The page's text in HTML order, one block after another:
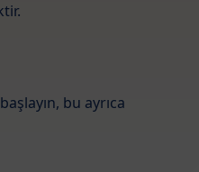
bu ayrıca